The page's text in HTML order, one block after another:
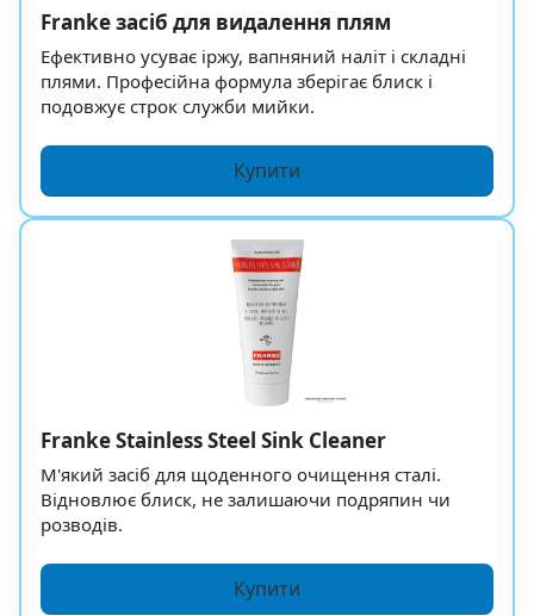
Franke засіб для видалення плям
Ефективно усуває іржу, вапняний наліт і складні
плями. Професійна формула зберігає блиск і
подовжує строк служби мийки.
Купити
Franke Stainless Steel Sink Cleaner
М'який засіб для щоденного очищення сталі.
Відновлює блиск, не залишаючи подряпин чи
розводів.
Купити